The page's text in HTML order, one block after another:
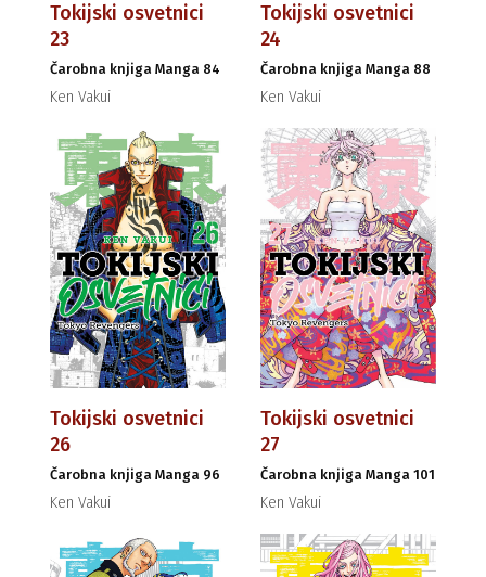
Tokijski osvetnici
23
Čarobna knjiga Manga 84
Ken Vakui
Tokijski osvetnici
24
Čarobna knjiga Manga 88
Ken Vakui
Tokijski osvetnici
26
Čarobna knjiga Manga 96
Ken Vakui
Tokijski osvetnici
27
Čarobna knjiga Manga 101
Ken Vakui